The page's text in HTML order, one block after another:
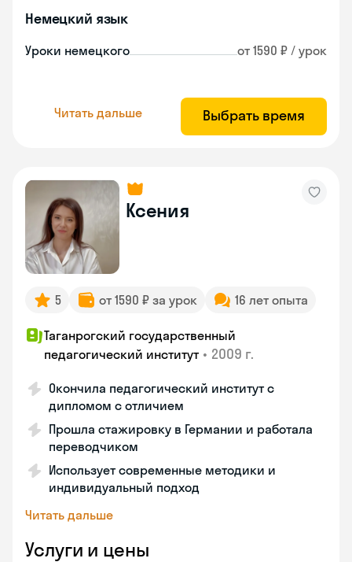
Немецкий язык
Уроки немецкого от 1590 ₽ / урок
Читать дальше Выбрать время
Ксения
5 от 1590 ₽ за урок 16 лет опыта
Таганрогский государственный
педагогический институт • 2009 г.
Окончила педагогический институт с
дипломом с отличием
Прошла стажировку в Германии и работала
переводчиком
Использует современные методики и
индивидуальный подход
Читать дальше
Услуги и цены